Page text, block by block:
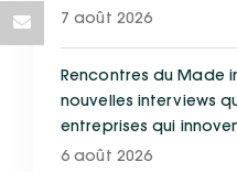
7 août 2026
Rencontres du Made
nouvelles interviews
entreprises qui
6 août 2026